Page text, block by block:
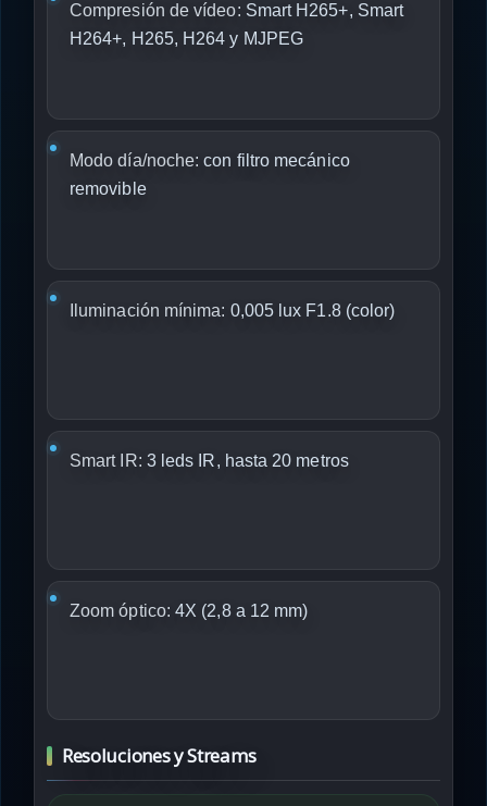
Compresión de vídeo: Smart H265+, Smart
H264+, H265, H264 y MJPEG
Modo día/noche: con filtro mecánico
removible
Iluminación mínima: 0,005 lux F1.8 (color)
Smart IR: 3 leds IR, hasta 20 metros
Zoom óptico: 4X (2,8 a 12 mm)
Resoluciones y Streams